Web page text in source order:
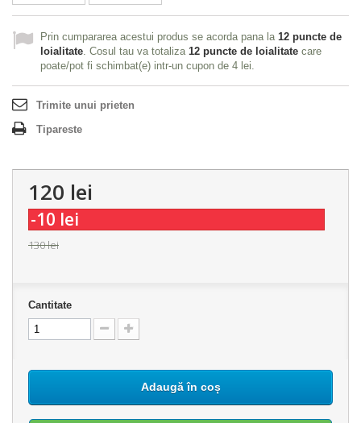
Prin cumpararea acestui produs se acorda pana la 12 puncte de
loialitate . Cosul tau va totaliza 12 puncte de loialitate care
poate/pot fi schimbat(e) intr-un cupon de 4 lei
Trimite unui prieten
Tipareste
120 lei
-10 lei
130 lei
Cantitate
Adaugă în coș